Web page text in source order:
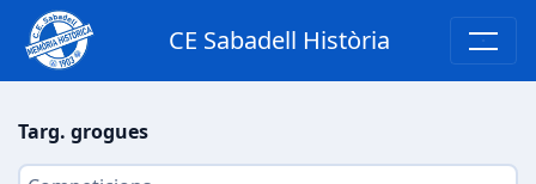
CE Sabadell Història
Targ. grogues